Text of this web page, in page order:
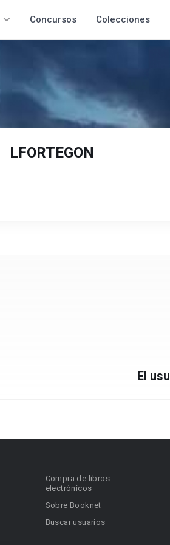
Concursos Colecciones
LFORTEGON
El
Compra de libros
electrónicos
Sobre Booknet
Buscar usuarios